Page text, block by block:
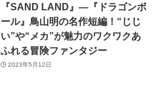
『SAND LAND』—『ドラゴンボ
ール』鳥山明の名作短編！“じじ
い”や“メカ”が魅力のワクワクあ
ふれる冒険ファンタジー
2023年5月12日